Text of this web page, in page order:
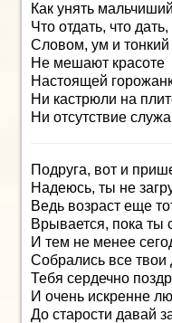
Как унять
Что отдать, что
Словом, ум и тонкий
Не мешают красоте
Настоящей
Ни кастрюли на
Ни отсутствие
Подруга, вот и
Надеюсь, ты не
Ведь возраст еще
Врывается, пока ты
И тем не менее
Собрались все твои
Тебя сердечно
И очень искренне
До старости давай